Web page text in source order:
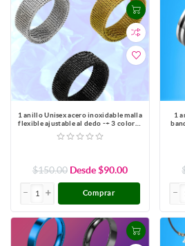
1 anillo Unisex acero inoxidable malla
flexible ajustable al dedo -+ 3 colores
y 7 tallas para escoger Alta
Durabilidad
$150.00 Desde $90.00
Comprar
1